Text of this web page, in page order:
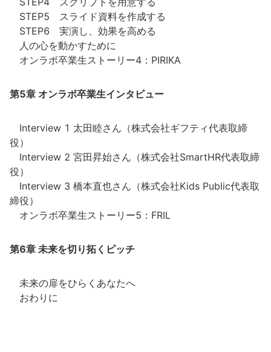
STEP5 スライド資料を作成する
STEP6 実演し、効果を高める
人の心を動かすために
オンラボ卒業生ストーリー4：PIRIKA
第5章 オンラボ卒業生インタビュー
Interview 1 太田睦さん（株式会社ギフティ代表取締
役）
Interview 2 宮田昇始さん（株式会社SmartHR代表取締
役）
Interview 3 橋本直也さん（株式会社Kids Public代表取
締役）
オンラボ卒業生ストーリー5：FRIL
第6章 未来を切り拓くピッチ
未来の扉をひらくあなたへ
おわりに